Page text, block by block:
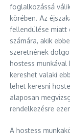
foglalkozássá
körében. Az
fellendülése miatt
számára, akik
szeretnének
hostess
kereshet valaki
lehet keresni
alaposan
rendelkezésre
A hostess